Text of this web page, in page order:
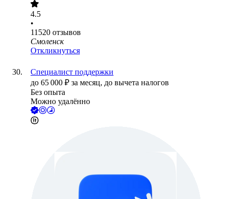
4.5
•
11520 отзывов
Смоленск
Откликнуться
Специалист поддержки
до 65 000 ₽ за месяц, до вычета налогов
Без опыта
Можно удалённо